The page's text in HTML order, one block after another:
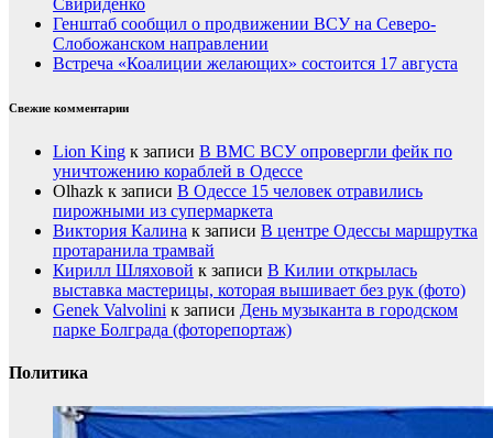
Генштаб сообщил о продвижении ВСУ на Северо-
Слобожанском направлении
Встреча «Коалиции желающих» состоится 17 августа
Свежие комментарии
Lion King к записи В ВМС ВСУ опровергли фейк по
уничтожению кораблей в Одессе
Olhazk к записи В Одессе 15 человек отравились
пирожными из супермаркета
Виктория Калина к записи В центре Одессы маршрутка
протаранила трамвай
Кирилл Шляховой к записи В Килии открылась
выставка мастерицы, которая вышивает без рук (фото)
Genek Valvolini к записи День музыканта в городском
парке Болграда (фоторепортаж)
Политика